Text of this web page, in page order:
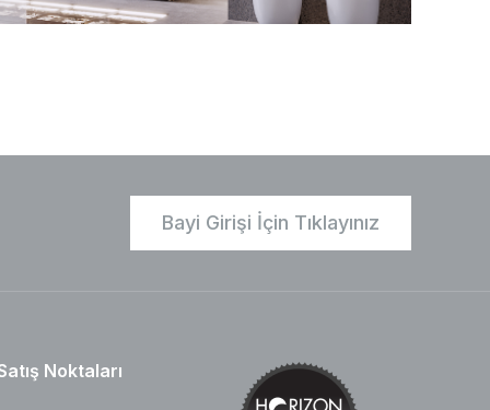
Bayi Girişi İçin Tıklayınız
Noktaları